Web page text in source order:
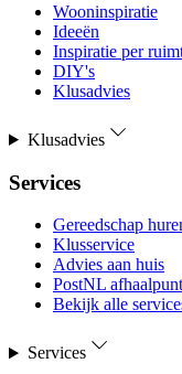
Wooninspiratie
Ideeën
Inspiratie per
DIY's
Klusadvies
Klusadvies
Services
Gereedschap
Klusservice
Advies aan huis
PostNL afhaalpunt
Bekijk alle
Services